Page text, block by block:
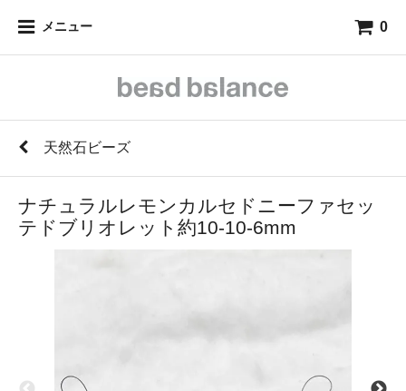
メニュー 0
天然石ビーズ
ナチュラルレモンカルセドニーファセッ
テドブリオレット約10-10-6mm